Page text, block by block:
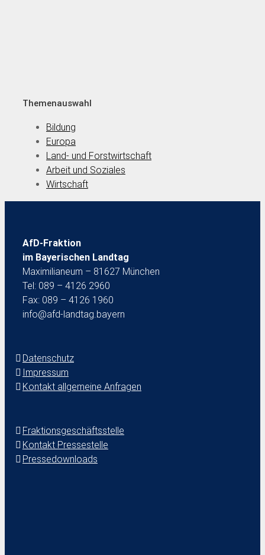
Themenauswahl
Bildung
Europa
Land- und Forstwirtschaft
Arbeit und Soziales
Wirtschaft
AfD-Fraktion
im Bayerischen Landtag
Maximilianeum – 81627 München
Tel: 089 – 4126 2960
Fax: 089 – 4126 1960
info@afd-landtag.bayern
Datenschutz
Impressum
Kontakt allgemeine Anfragen
Fraktionsgeschäftsstelle
Kontakt Pressestelle
Pressedownloads